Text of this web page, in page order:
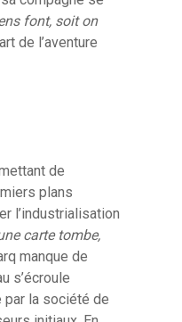
font, soit on
de l’aventure
de
plans
l’industrialisation
carte tombe,
manque de
s’écroule
par la société de